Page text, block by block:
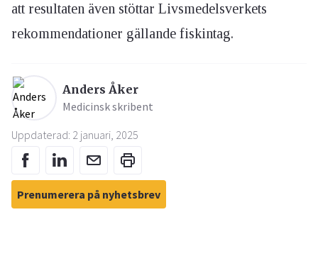
att resultaten även stöttar Livsmedelsverkets
rekommendationer gällande fiskintag.
Anders Åker
Medicinsk skribent
Uppdaterad: 2 januari, 2025
Prenumerera på nyhetsbrev